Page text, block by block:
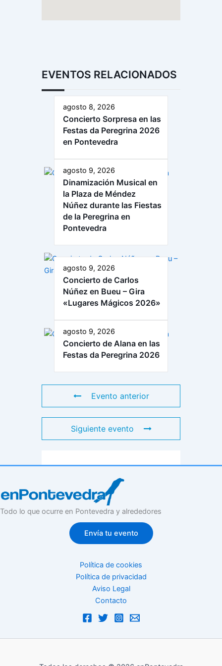
EVENTOS RELACIONADOS
agosto 8, 2026
Concierto Sorpresa en las
Festas da Peregrina 2026
en Pontevedra
agosto 9, 2026
Dinamización Musical en
la Plaza de Méndez
Núñez durante las Fiestas
de la Peregrina en
Pontevedra
agosto 9, 2026
Concierto de Carlos
Núñez en Bueu – Gira
«Lugares Mágicos 2026»
agosto 9, 2026
Concierto de Alana en las
Festas da Peregrina 2026
Evento anterior
Siguiente evento
Todo lo que ocurre en Pontevedra y alrededores
Envía tu evento
Política de cookies
Política de privacidad
Aviso Legal
Contacto